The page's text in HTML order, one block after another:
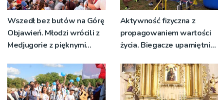
Wszedł bez butów na Górę
Objawień. Młodzi wrócili z
Medjugorie z pięknymi
Aktywność fizyczna z
propagowaniem wartości
życia. Biegacze upamiętnili